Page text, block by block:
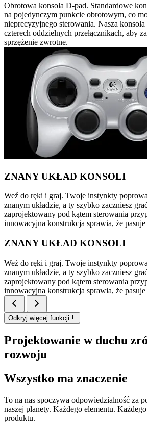
Obrotowa konsola D-pad. Standardowe
na pojedynczym punkcie obrotowym, co
nieprecyzyjnego sterowania. Nasza
czterech oddzielnych przełącznikach, aby
sprzężenie zwrotne.
ZNANY UKŁAD KONSOLI
Weź do ręki i graj. Twoje instynkty
znanym układzie, a ty szybko zaczniesz
zaprojektowany pod kątem sterowania
innowacyjna konstrukcja sprawia, że
ZNANY UKŁAD KONSOLI
Weź do ręki i graj. Twoje instynkty
znanym układzie, a ty szybko zaczniesz
zaprojektowany pod kątem sterowania
innowacyjna konstrukcja sprawia, że
Odkryj więcej funkcji
Projektowanie w duchu
rozwoju
Wszystko ma znaczenie
To na nas spoczywa odpowiedzialność za
naszej planety. Każdego elementu.
produktu.